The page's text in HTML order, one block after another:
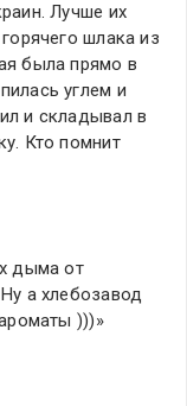
Лучше их
шлака из
была прямо в
углем и
и складывал в
Кто помнит
дыма от
а хлебозавод
)))»